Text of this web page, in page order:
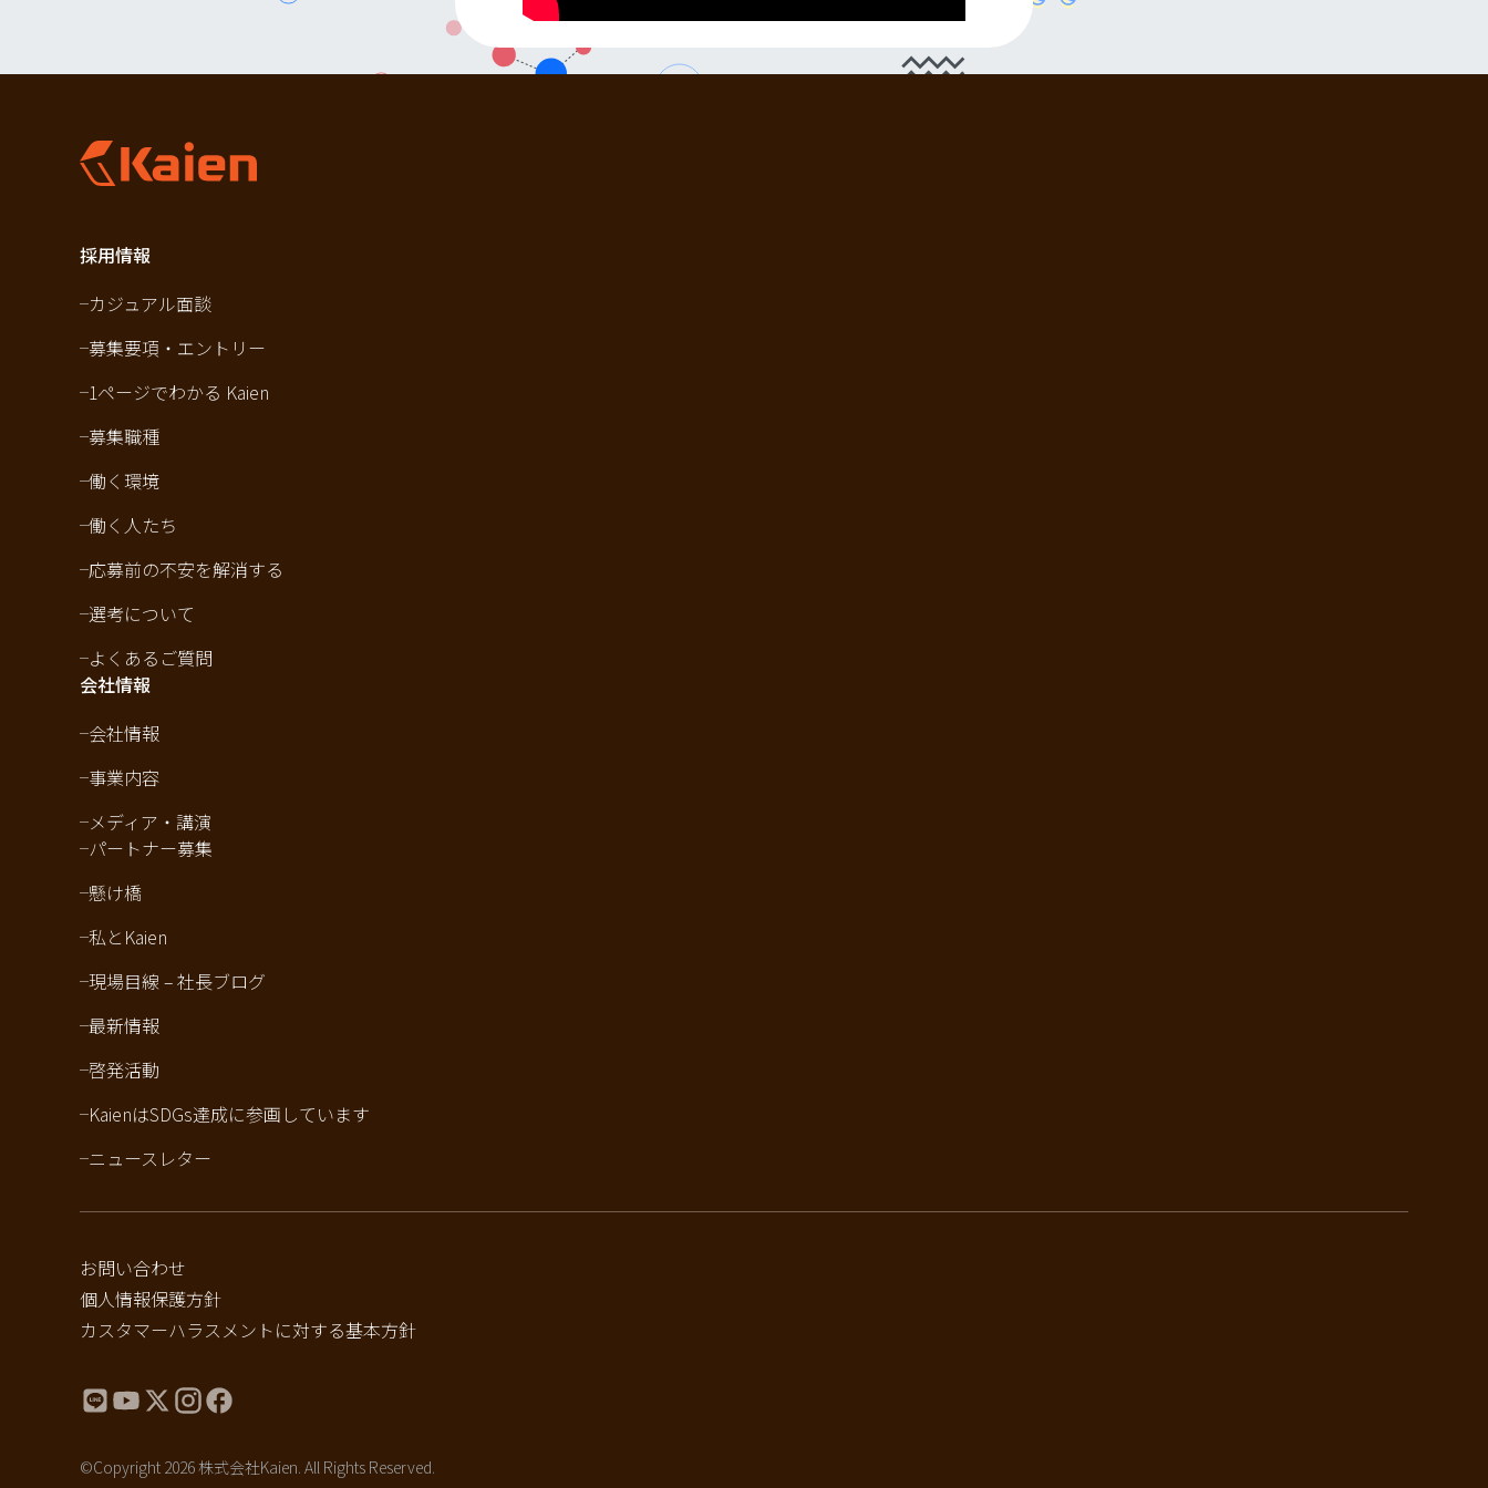
採用情報
カジュアル面談
募集要項・エントリー
1ページでわかる Kaien
募集職種
働く環境
働く人たち
応募前の不安を解消する
選考について
よくあるご質問
会社情報
会社情報
事業内容
メディア・講演
パートナー募集
懸け橋
私とKaien
現場目線 – 社長ブログ
最新情報
啓発活動
KaienはSDGs達成に参画しています
ニュースレター
お問い合わせ
個人情報保護方針
カスタマーハラスメントに対する基本方針
©Copyright 2026 株式会社Kaien. All Rights Reserved.